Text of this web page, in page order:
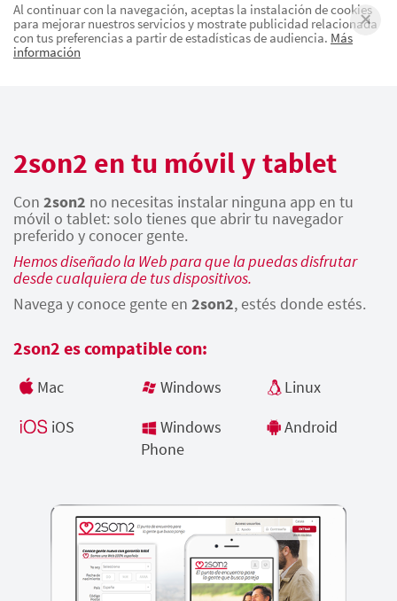
Al continuar con la navegación, aceptas la instalación de cookies
para mejorar nuestros servicios y mostrate publicidad relacionada
con tus preferencias a partir de estadísticas de audiencia. Más
información
2son2 en tu móvil y tablet
Con 2son2 no necesitas instalar ninguna app en tu
móvil o tablet: solo tienes que abrir tu navegador
preferido y conocer gente.
Hemos diseñado la Web para que la puedas disfrutar
desde cualquiera de tus dispositivos.
Navega y conoce gente en 2son2, estés donde estés.
2son2 es compatible con:
Mac Windows
Linux
iOS
Windows
Phone
Android